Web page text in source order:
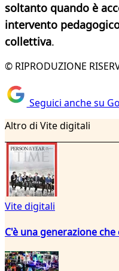
soltanto quando è
intervento
collettiva.
© RIPRODUZIONE
Seguici anche su
Altro di Vite digitali
Vite digitali
C'è una generazione